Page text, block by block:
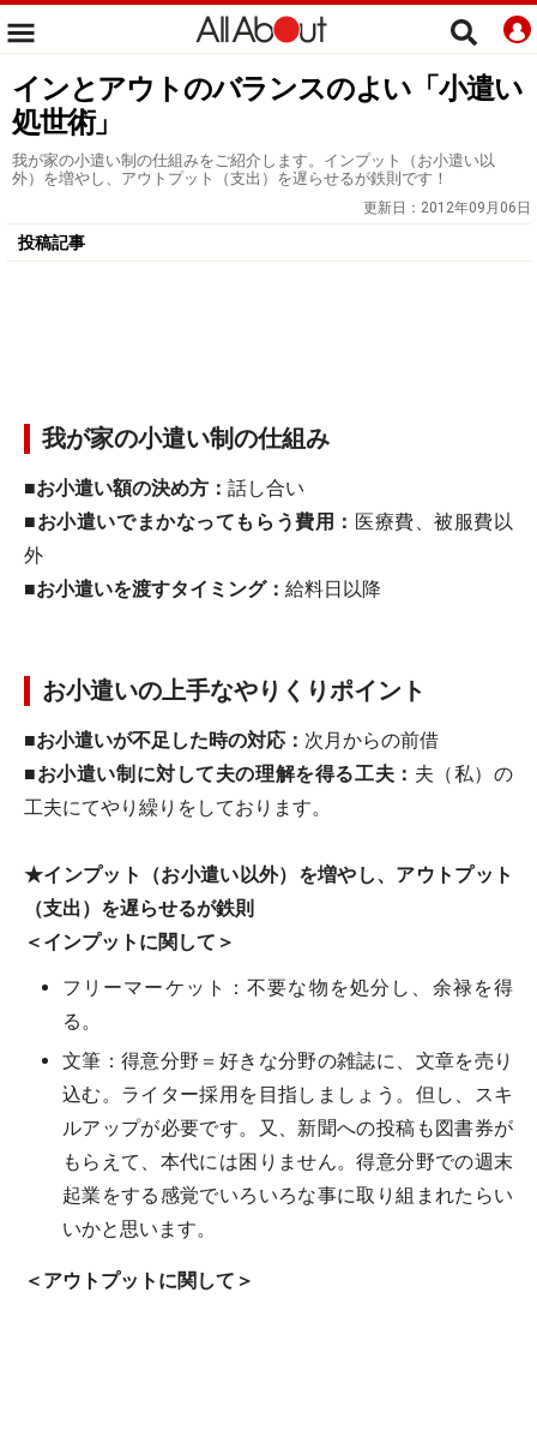
インとアウトのバランスのよい「小遣い
処世術」
我が家の小遣い制の仕組みをご紹介します。インプット（お小遣い以
外）を増やし、アウトプット（支出）を遅らせるが鉄則です！
更新日： 2012年09月06日
投稿記事
我が家の小遣い制の仕組み
■お小遣い額の決め方： 話し合い
■お小遣いでまかなってもらう費用： 医療費、被服費以
外
■お小遣いを渡すタイミング： 給料日以降
お小遣いの上手なやりくりポイント
■お小遣いが不足した時の対応： 次月からの前借
■お小遣い制に対して夫の理解を得る工夫： 夫（私）の
工夫にてやり繰りをしております。
★インプット（お小遣い以外）を増やし、アウトプット
（支出）を遅らせるが鉄則
＜インプットに関して＞
フリーマーケット：不要な物を処分し、余禄を得
る。
文筆：得意分野＝好きな分野の雑誌に、文章を売り
込む。ライター採用を目指しましょう。但し、スキ
ルアップが必要です。又、新聞への投稿も図書券が
もらえて、本代には困りません。得意分野での週末
起業をする感覚でいろいろな事に取り組まれたらい
いかと思います。
＜アウトプットに関して＞